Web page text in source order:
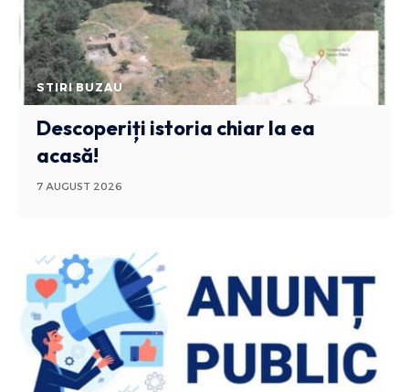
STIRI BUZAU
Descoperiți istoria chiar la ea
acasă!
7 AUGUST 2026